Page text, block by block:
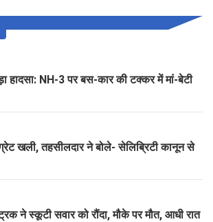
हादसा: NH-3 पर बस-कार की टक्कर में मां-बेटी
खली, तहसीलदार ने बोले- सेलिब्रिटी कानून से
ने स्कूटी सवार को रौंदा, मौके पर मौत, आधी रात